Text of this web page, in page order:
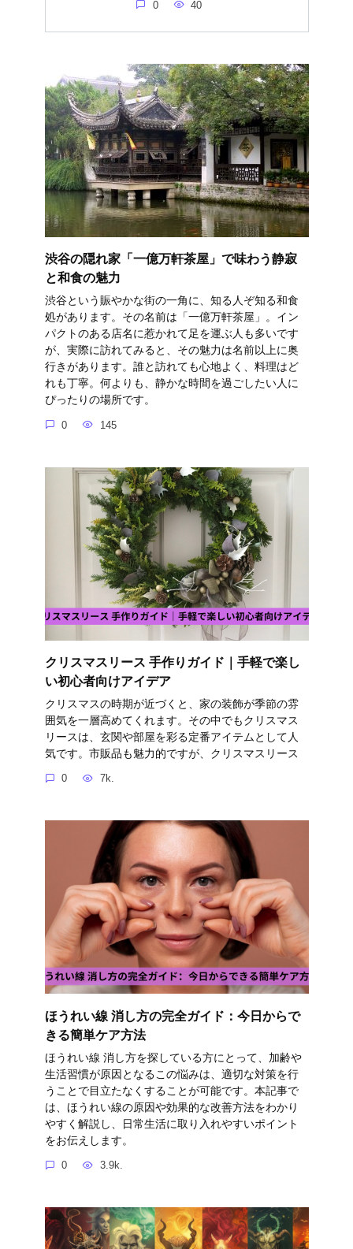
0 40
渋谷の隠れ家「一億万軒茶屋」で味わう静寂
と和食の魅力
渋谷という賑やかな街の一角に、知る人ぞ知る和食
処があります。その名前は「一億万軒茶屋」。イン
パクトのある店名に惹かれて足を運ぶ人も多いです
が、実際に訪れてみると、その魅力は名前以上に奥
行きがあります。誰と訪れても心地よく、料理はど
れも丁寧。何よりも、静かな時間を過ごしたい人に
ぴったりの場所です。
0 145
クリスマスリース 手作りガイド｜手軽で楽し
い初心者向けアイデア
クリスマスの時期が近づくと、家の装飾が季節の雰
囲気を一層高めてくれます。その中でもクリスマス
リースは、玄関や部屋を彩る定番アイテムとして人
気です。市販品も魅力的ですが、クリスマスリース
0 7k.
ほうれい線 消し方の完全ガイド：今日からで
きる簡単ケア方法
ほうれい線 消し方を探している方にとって、加齢や
生活習慣が原因となるこの悩みは、適切な対策を行
うことで目立たなくすることが可能です。本記事で
は、ほうれい線の原因や効果的な改善方法をわかり
やすく解説し、日常生活に取り入れやすいポイント
をお伝えします。
0 3.9k.